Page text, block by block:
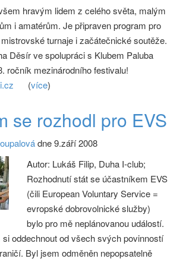
hravým lidem z celého světa, malým
i amatérům. Je připraven program pro
turnaje i začátečnické soutěže.
Děsír ve spolupráci s Klubem Paluba
ročník mezinárodního festivalu!
(více)
se rozhodl pro EVS
dne 9.září 2008
Autor: Lukáš Filip, Duha I-club;
Rozhodnutí stát se účastníkem EVS
(čili European Voluntary Service =
evropské dobrovolnické služby)
bylo pro mě neplánovanou událostí.
si oddechnout od všech svých povinností
Byl jsem odměněn nepopsatelně